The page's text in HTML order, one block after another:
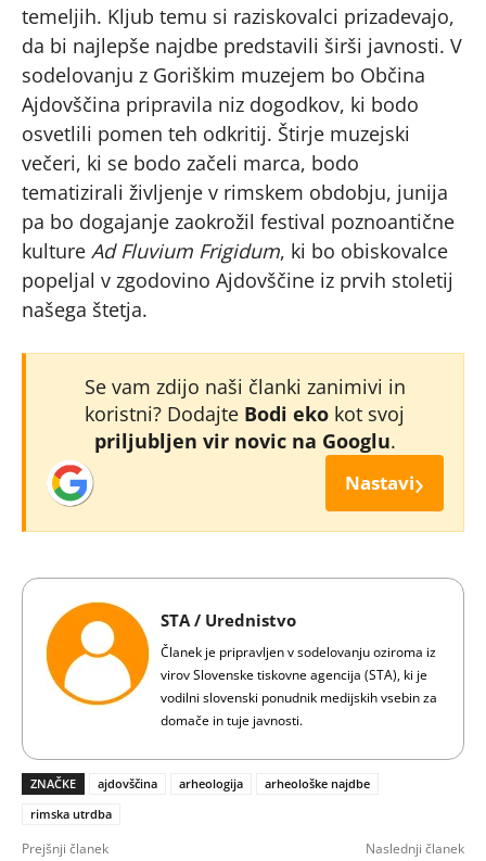
temeljih. Kljub temu si raziskovalci prizadevajo,
da bi najlepše najdbe predstavili širši javnosti. V
sodelovanju z Goriškim muzejem bo Občina
Ajdovščina pripravila niz dogodkov, ki bodo
osvetlili pomen teh odkritij. Štirje muzejski
večeri, ki se bodo začeli marca, bodo
tematizirali življenje v rimskem obdobju, junija
pa bo dogajanje zaokrožil festival poznoantične
kulture Ad Fluvium Frigidum, ki bo obiskovalce
popeljal v zgodovino Ajdovščine iz prvih stoletij
našega štetja.
Se vam zdijo naši članki zanimivi in
koristni? Dodajte Bodi eko kot svoj
priljubljen vir novic na Googlu.
Nastavi›
STA / Urednistvo
Članek je pripravljen v sodelovanju oziroma iz
virov Slovenske tiskovne agencija (STA), ki je
vodilni slovenski ponudnik medijskih vsebin za
domače in tuje javnosti.
ZNAČKE ajdovščina arheologija
arheološke najdbe
rimska utrdba
Prejšnji članek Naslednji članek